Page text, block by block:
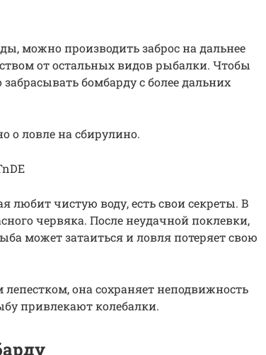
можно производить заброс на дальнее
от остальных видов рыбалки. Чтобы
бомбарду с более дальних
о ловле на сбирулино.
любит чистую воду, есть свои секреты. В
червяка. После неудачной поклевки,
может затаиться и ловля потеряет свою
она сохраняет неподвижность
привлекают колебалки.